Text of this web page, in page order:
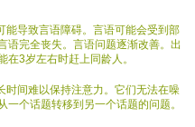
能导致言语障碍。言语可能会受到部
语完全丧失。言语问题逐渐改善。出
3岁左右时赶上同龄人。
时间难以保持注意力。它们无法在噪
个话题转移到另一个话题的问题。